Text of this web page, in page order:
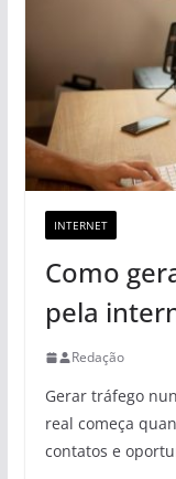
INTERNET
Como
pela
Redação
Gerar tráfego
real começa
contatos e